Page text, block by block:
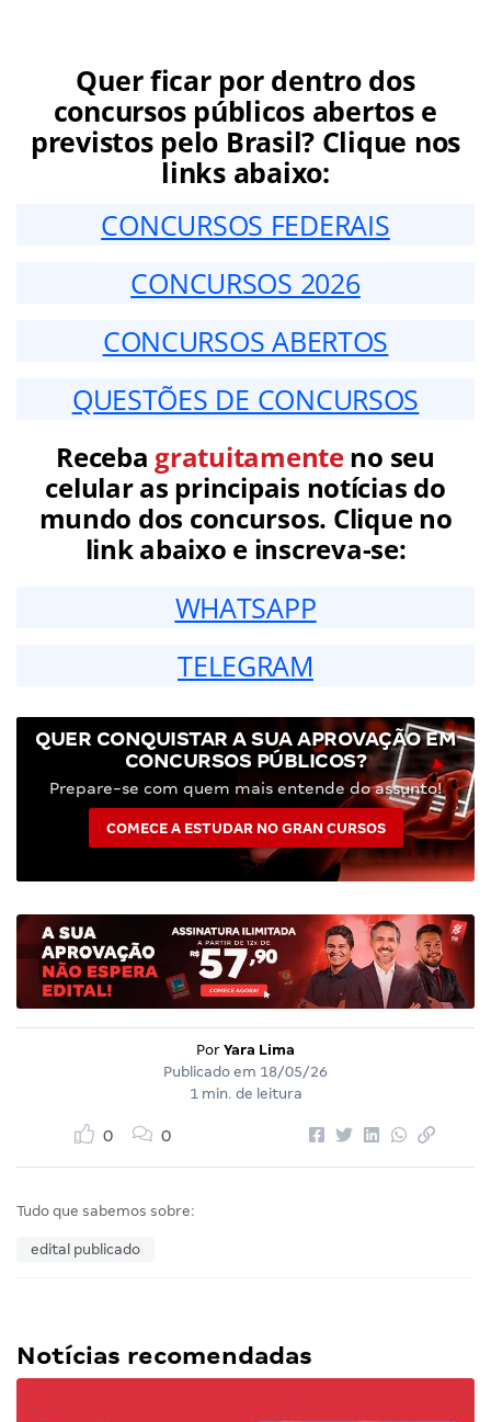
Quer ficar por dentro dos
concursos públicos abertos e
previstos pelo Brasil? Clique nos
links abaixo:
CONCURSOS FEDERAIS
CONCURSOS 2026
CONCURSOS ABERTOS
QUESTÕES DE CONCURSOS
Receba gratuitamenteno seu
celular as principais notícias do
mundo dos concursos. Clique no
link abaixo e inscreva-se:
WHATSAPP
TELEGRAM
QUER CONQUISTAR A SUA APROVAÇÃO EM
CONCURSOS PÚBLICOS?
Prepare-se com quem mais entende do assunto!
COMECE A ESTUDAR NO GRAN CURSOS
Por Yara Lima
Publicado em 18/05/26
1 min. de leitura
0 0
Tudo que sabemos sobre:
edital publicado
Notícias recomendadas